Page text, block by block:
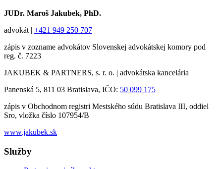
JUDr. Maroš Jakubek, PhD.
advokát | +421 949 250 707
zápis v zozname advokátov Slovenskej advokátskej komory pod
reg. č. 7223
JAKUBEK & PARTNERS, s. r. o. | advokátska kancelária
Panenská 5, 811 03 Bratislava, IČO: 50 099 175
zápis v Obchodnom registri Mestského súdu Bratislava III, oddiel
Sro, vložka číslo 107954/B
www.jakubek.sk
Služby